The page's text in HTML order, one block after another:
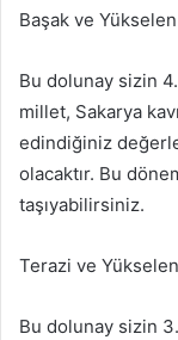
Başak ve
Bu dolunay sizin
millet, Sakarya
edindiğiniz
olacaktır. Bu
taşıyabilirsiniz.
Terazi ve
Bu dolunay sizin